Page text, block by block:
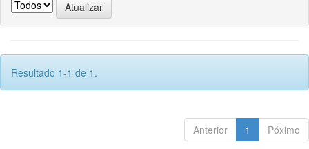
Resultado 1-1 de 1.
Anterior 1 Póximo